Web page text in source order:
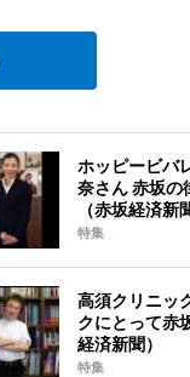
ホッピービバ
奈さん 赤坂
（赤坂経済新
特集
高須クリニッ
クにとって赤
経済新聞）
特集